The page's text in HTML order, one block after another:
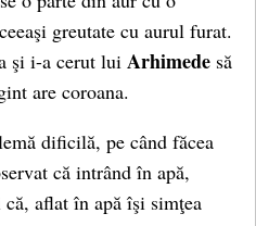
greutate cu aurul furat.
şi i-a cerut lui Arhimede să
are coroana.
dificilă, pe când făcea
că intrând în apă,
aflat în apă îşi simţea